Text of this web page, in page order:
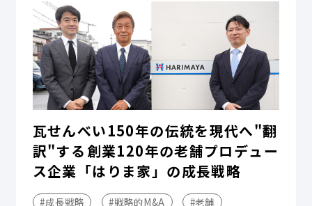
瓦せんべい150年の伝統を現代へ"翻
訳"する――創業120年の老舗プロデュー
ス企業「はりま家」の成長戦略
#成長戦略 #戦略的M&A #老舗